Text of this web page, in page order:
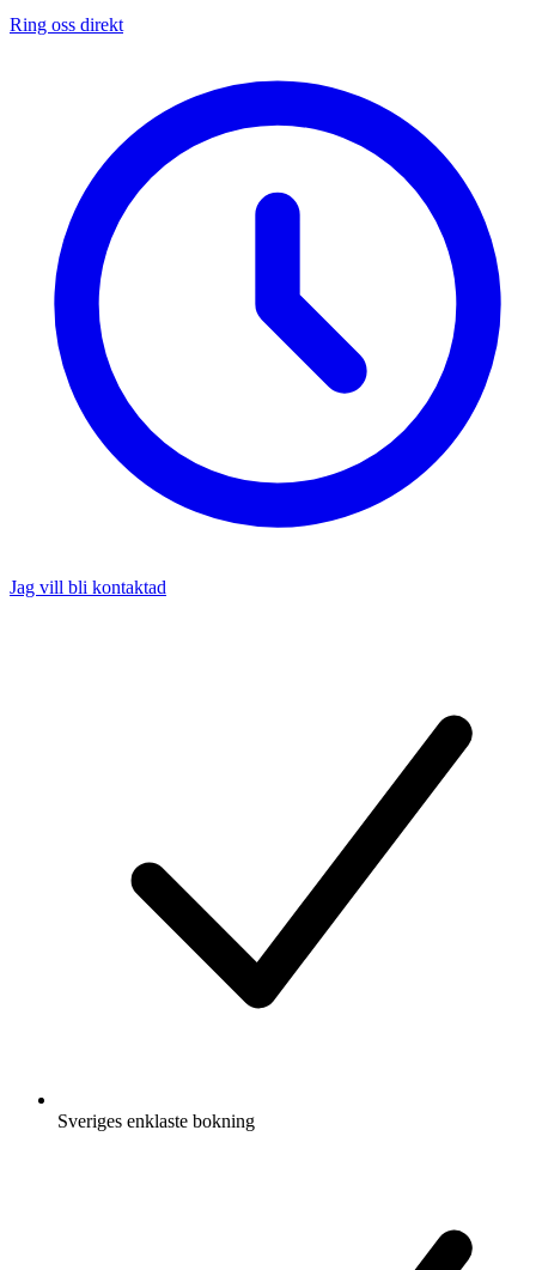
Ring oss direkt
Jag vill bli kontaktad
Sveriges enklaste bokning